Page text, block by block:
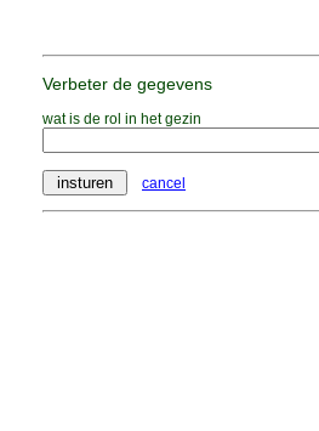
Verbeter de gegevens
wat is de rol in het gezin
cancel